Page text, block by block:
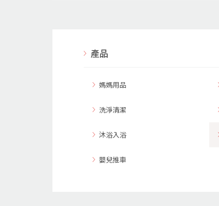
產品
媽媽用品
洗淨清潔
沐浴入浴
嬰兒推車